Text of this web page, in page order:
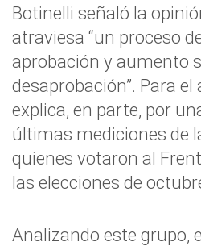
Botinelli señaló la
atraviesa “un proceso
aprobación y aumento
desaprobación”. Para
explica, en parte, por
últimas mediciones de
quienes votaron al
las elecciones de
Analizando este grupo,